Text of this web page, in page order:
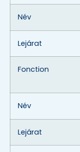
Név
Lejárat
Fonction
Név
Lejárat